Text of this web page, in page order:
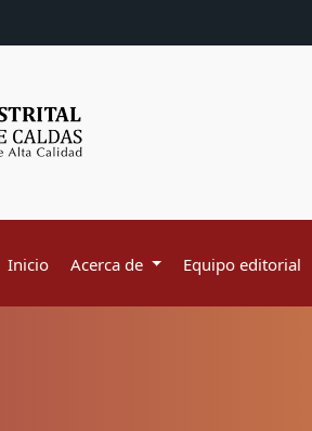
Inicio Acerca de Equipo editorial